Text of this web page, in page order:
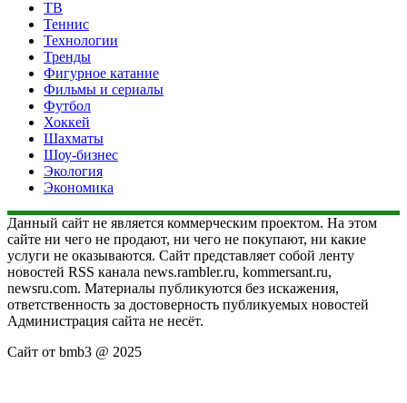
ТВ
Теннис
Технологии
Тренды
Фигурное катание
Фильмы и сериалы
Футбол
Хоккей
Шахматы
Шоу-бизнес
Экология
Экономика
Данный сайт не является коммерческим проектом. На этом
сайте ни чего не продают, ни чего не покупают, ни какие
услуги не оказываются. Сайт представляет собой ленту
новостей RSS канала news.rambler.ru, kommersant.ru,
newsru.com. Материалы публикуются без искажения,
ответственность за достоверность публикуемых новостей
Администрация сайта не несёт.
Сайт от bmb3 @ 2025